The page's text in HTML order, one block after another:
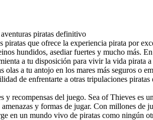
piratas definitivo
piratas que ofrece la experiencia pirata por
hundidos, asediar fuertes y mucho más.
a tu disposición para vivir la vida pirata a
a tu antojo en los mares más seguros o
de enfrentarte a otras tripulaciones
y recompensas del juego. Sea of Thieves es
y formas de jugar. Con millones de
en un mundo vivo de piratas como ningún